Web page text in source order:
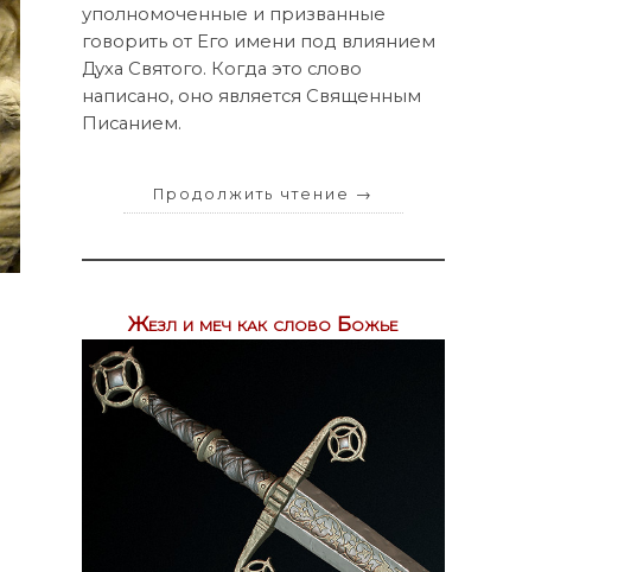
уполномоченные и призванные
говорить от Его имени под влиянием
Духа Святого. Когда это слово
написано, оно является Священным
Писанием.
Продолжить чтение →
Жезл и меч как слово Божье